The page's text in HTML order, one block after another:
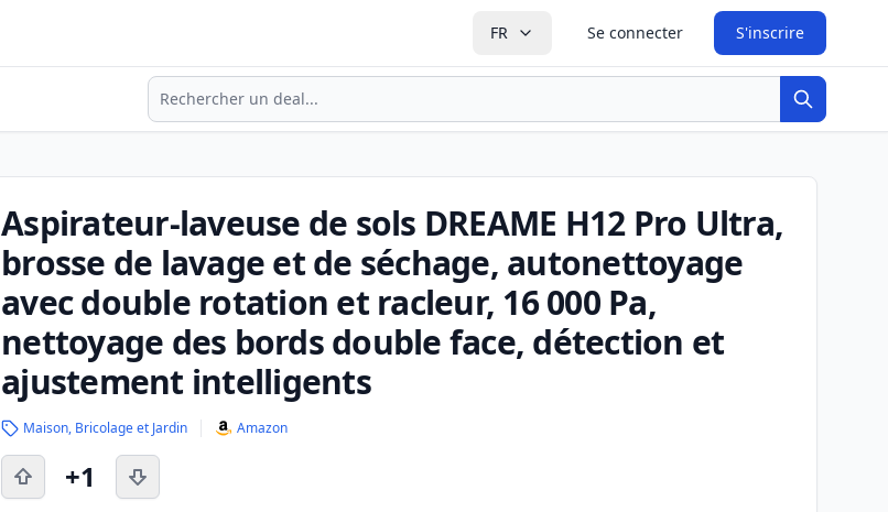
FR Se connecter S'inscrire
Recherche
Recherche
Aspirateur-laveuse de sols DREAME H12 Pro Ultra,
brosse de lavage et de séchage, autonettoyage
avec double rotation et racleur, 16 000 Pa,
nettoyage des bords double face, détection et
ajustement intelligents
Maison, Bricolage et Jardin Amazon
+1